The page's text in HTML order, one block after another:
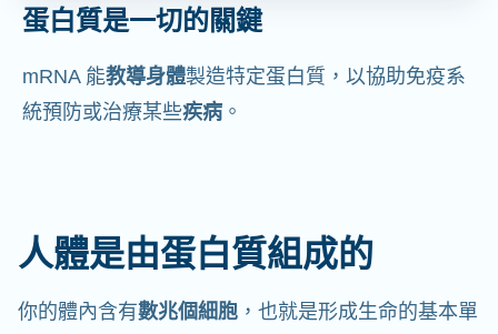
蛋白質是一切的關鍵
mRNA 能教導身體製造特定蛋白質，以協助免疫系
統預防或治療某些疾病 。
人體是由蛋白質組成的
你的體內含有數兆個細胞 ，也就是形成生命的基本單